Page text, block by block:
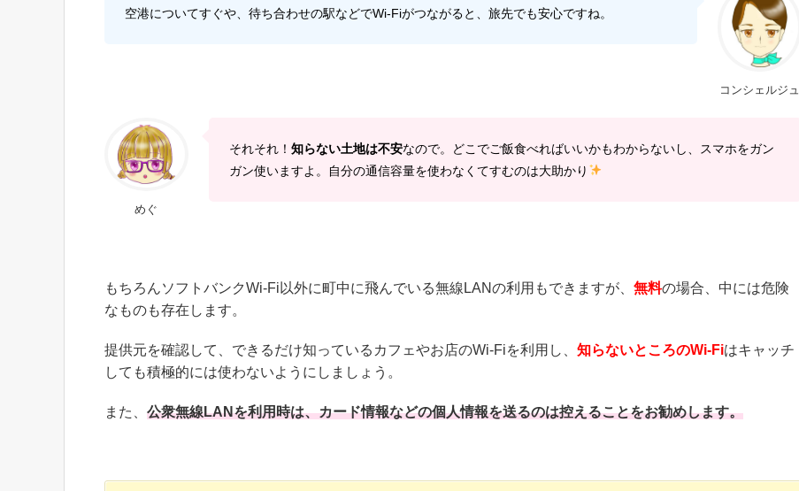
コンシェルジュ
空港についてすぐや、待ち合わせの駅などでWi-Fiがつながると、旅先でも安心ですね。
めぐ
それそれ！ 知らない土地は不安なので。どこでご飯食べればいいかもわからないし、スマホをガン
ガン使いますよ。自分の通信容量を使わなくてすむのは大助かり
もちろんソフトバンクWi-Fi以外に町中に飛んでいる無線LANの利用もできますが、 無料の場合、中には危険
なものも存在します。
提供元を確認して、できるだけ知っているカフェやお店のWi-Fiを利用し、 知らないところのWi-Fiはキャッチ
しても積極的には使わないようにしましょう。
また、 公衆無線LANを利用時は、カード情報などの個人情報を送るのは控えることをお勧めします。